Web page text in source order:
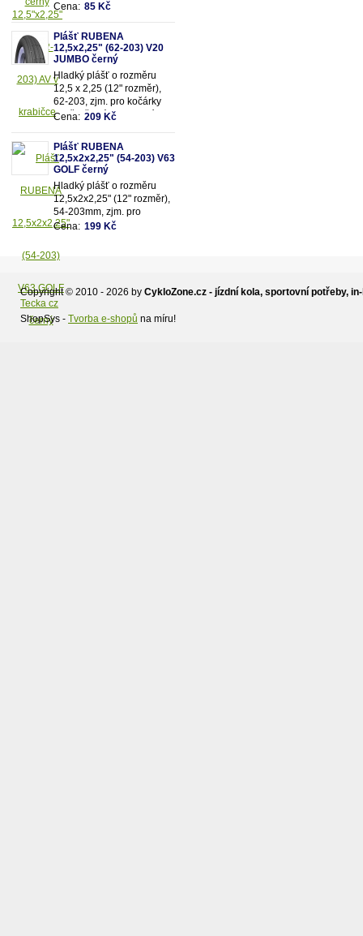
rozměry pláště 12,5"x2,25"
(resp.47/62-203mm)
Cena: 85 Kč
Plášť RUBENA
12,5x2,25" (62-203) V20
JUMBO černý
Hladký plášť o rozměru
12,5 x 2,25 (12" rozměr),
62-203, zjm. pro kočárky
popř. dětská kola, dezén
Cena: 209 Kč
Plášť RUBENA
12,5x2x2,25" (54-203) V63
GOLF černý
Hladký plášť o rozměru
12,5x2x2,25" (12" rozměr),
54-203mm, zjm. pro
kočárky popř. dětská kola,
černý.Vhodné na kočárek
JANE,zadní kola.
Cena: 199 Kč
Copyright © 2010 - 2026 by CykloZone.cz - jízdní kola, sportovní potřeby,
Tecka cz
ShopSys - Tvorba e-shopů na míru!